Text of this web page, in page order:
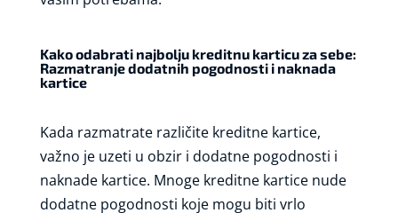
Kako odabrati najbolju kreditnu karticu za sebe:
Razmatranje dodatnih pogodnosti i naknada
kartice
Kada razmatrate različite kreditne kartice,
važno je uzeti u obzir i dodatne pogodnosti i
naknade kartice. Mnoge kreditne kartice nude
dodatne pogodnosti koje mogu biti vrlo